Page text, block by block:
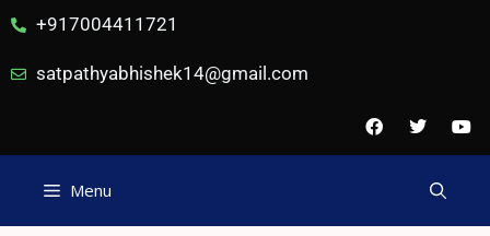
+917004411721
satpathyabhishek14@gmail.com
Menu